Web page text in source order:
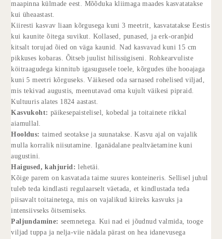
maapinna külmade eest. Mõõduka kliimaga maades kasvatatakse
kui üheaastast.
Kiiresti kasvav liaan kõrgusega kuni 3 meetrit, kasvatatakse Eestis
kui kaunite õitega suvikut. Kollased, punased, ja erk-oranþid
kitsalt torujad õied on väga kaunid. Nad kasvavad kuni 15 cm
pikkuses kobaras. Õitseb juulist hilissügiseni. Rohkearvuliste
köitraagudega kinnitub igasugusele toele, kõrgudes ühe hooajaga
kuni 5 meetri kõrguseks. Väikesed oda sarnased rohelised viljad,
mis tekivad augustis, meenutavad oma kujult väikesi pipraid.
Kultuuris alates 1824 aastast.
Kasvukoht: päikesepaistelisel, kobedal ja toitainete rikkal
aiamullal.
Hooldus: taimed seotakse ja suunatakse. Kasvu ajal on vajalik
mulla korralik niisutamine. Iganädalane pealtväetamine kuni
augustini.
Haigused, kahjurid: lehetäi.
Kõige parem on kasvatada taime suures konteineris. Sellisel juhul
tuleb teda kindlasti regulaarselt väetada, et kindlustada teda
piisavalt toitainetega, mis on vajalikud kiireks kasvuks ja
intensiivseks õitsemiseks.
Paljundamine: seemnetega. Kui nad ei jõudnud valmida, tooge
viljad tuppa ja nelja-viie nädala pärast on hea idanevusega